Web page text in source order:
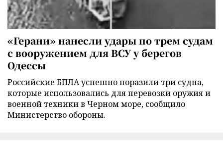
«Герани» нанесли удары по трем судам
с вооружением для ВСУ у берегов
Одессы
Российские БПЛА успешно поразили три судна,
которые использовались для перевозки оружия и
военной техники в Черном море, сообщило
Министерство обороны.